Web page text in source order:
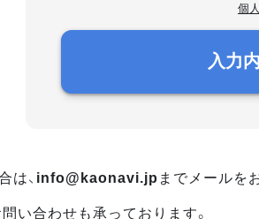
個
入力
、 info@kaonavi.jp までメールを
い合わせも承っております。